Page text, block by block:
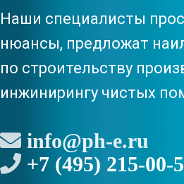
Наши специалисты
нюансы, предложат
по строительству
инжинирингу чистых
info@ph-e.ru
+7 (495) 215-00-